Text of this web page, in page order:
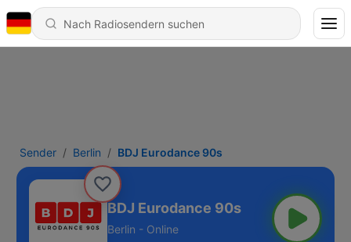
Sender Berlin BDJ Eurodance 90s
BDJ Eurodance 90s
Berlin - Online